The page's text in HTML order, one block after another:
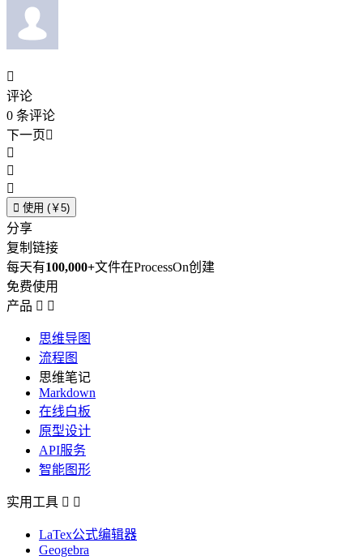

评论
0 条评论
下一页



 使用 (￥5)
分享
复制链接
每天有100,000+文件在ProcessOn创建
免费使用
产品  
思维导图
流程图
思维笔记
Markdown
在线白板
原型设计
API服务
智能图形
实用工具  
LaTex公式编辑器
Geogebra